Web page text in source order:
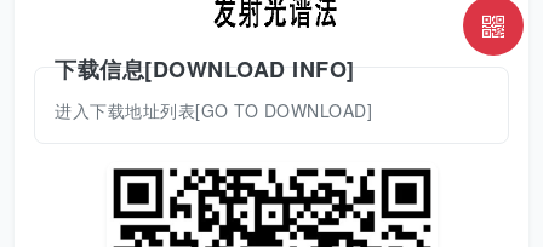
下载信息[DOWNLOAD INFO]
进入下载地址列表[GO TO DOWNLOAD]